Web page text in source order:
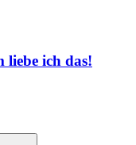
liebe ich das!